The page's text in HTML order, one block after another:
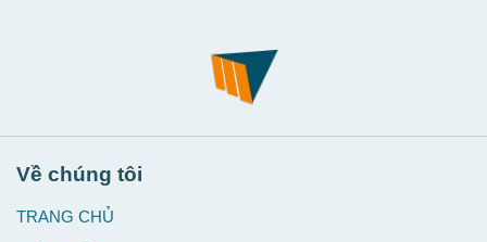
Về chúng tôi
TRANG CHỦ